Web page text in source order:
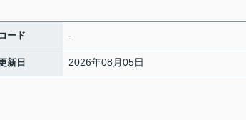
ード -
新日 2026年08月05日